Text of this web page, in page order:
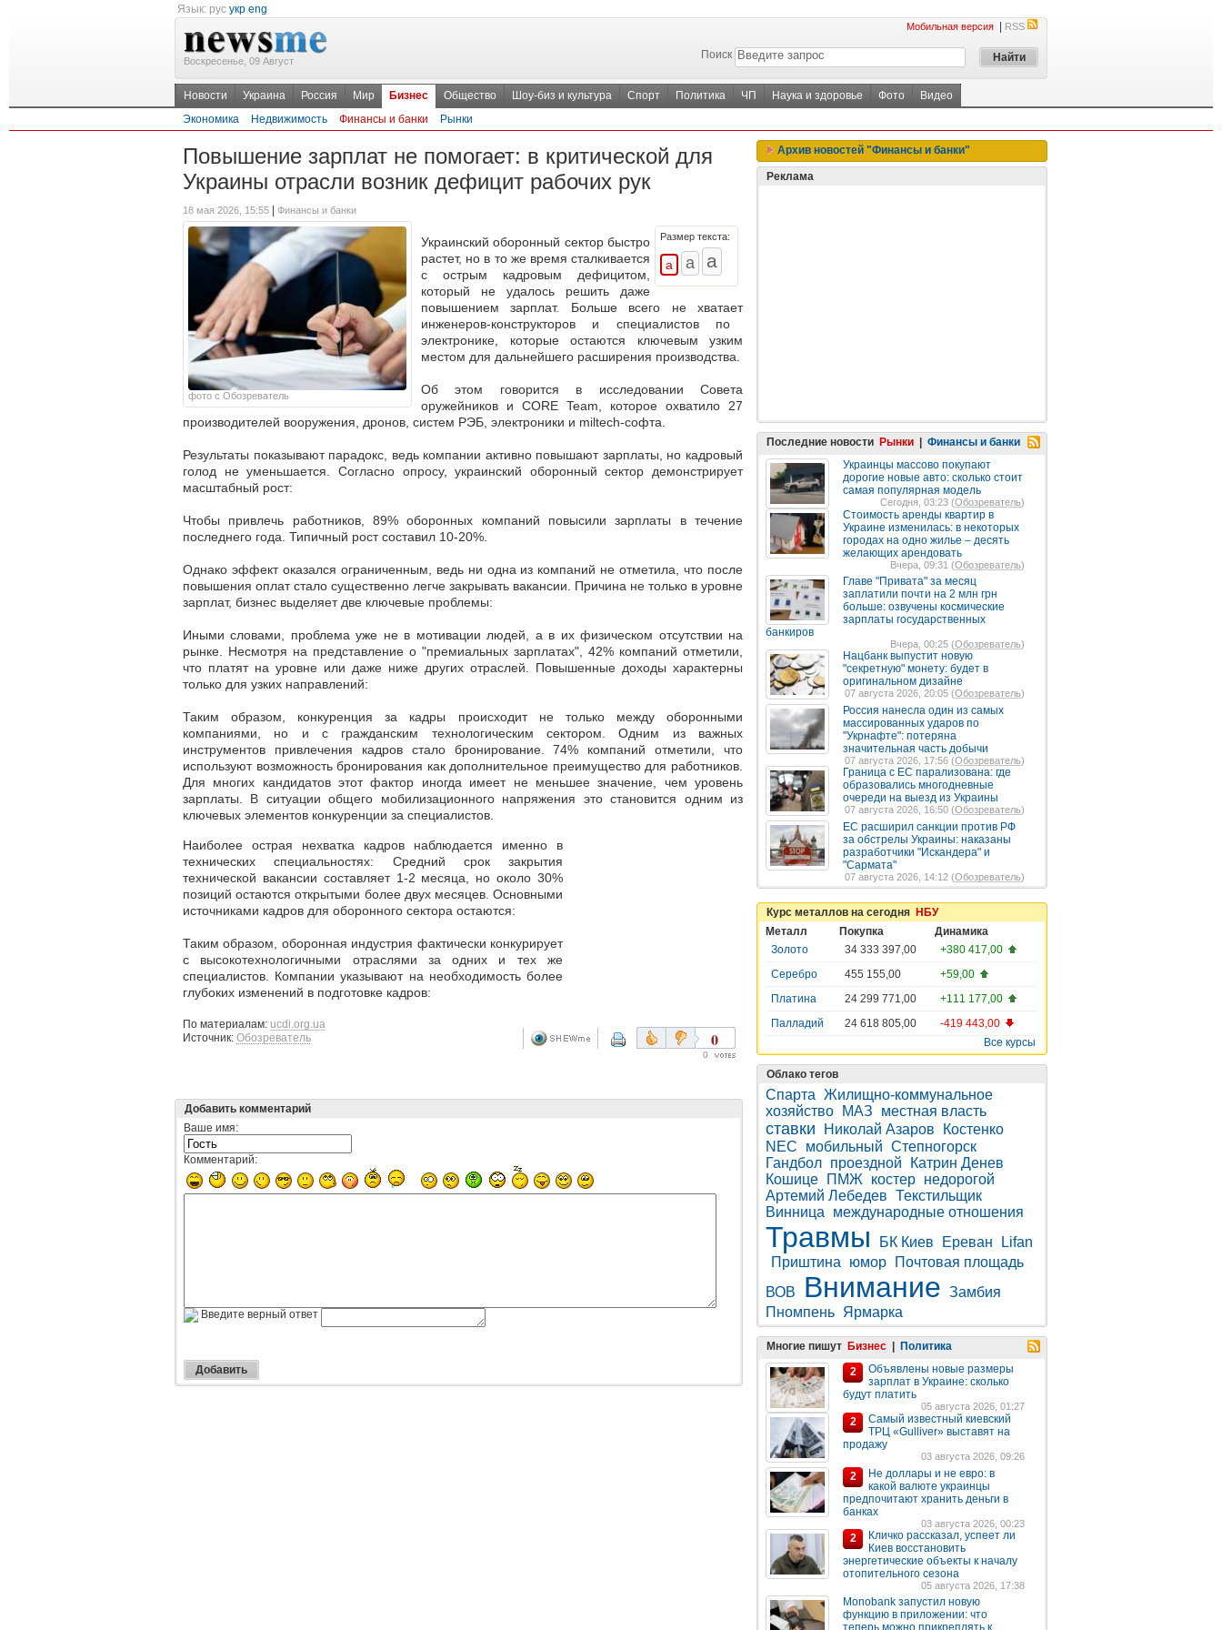
Язык: рус укр eng
Воскресенье, 09 Август
Мобильная версия RSS
Поиск
Новости Украина Россия Мир Бизнес Общество Шоу-биз и культура Спорт Политика ЧП Наука и здоровье Фото
Видео
Экономика
Недвижимость Финансы и банки Рынки
Повышение зарплат не помогает: в критической для
Украины отрасли возник дефицит рабочих рук
18 мая 2026, 15:55 Финансы и банки
фото с Обозреватель
Размер текста:
Украинский оборонный сектор быстро
растет, но в то же время сталкивается
с острым кадровым дефицитом,
который не удалось решить даже
повышением зарплат. Больше всего не хватает
инженеров-конструкторов и специалистов по
электронике, которые остаются ключевым узким
местом для дальнейшего расширения производства.
Об этом говорится в исследовании Совета
оружейников и CORE Team, которое охватило 27
производителей вооружения, дронов, систем РЭБ, электроники и miltech-софта.
Результаты показывают парадокс, ведь компании активно повышают зарплаты, но кадровый
голод не уменьшается. Согласно опросу, украинский оборонный сектор демонстрирует
масштабный рост:
Чтобы привлечь работников, 89% оборонных компаний повысили зарплаты в течение
последнего года. Типичный рост составил 10-20%.
Однако эффект оказался ограниченным, ведьни одна из компаний не отметила, что после
повышения оплат стало существенно легче закрывать вакансии. Причина не только в уровне
зарплат, бизнес выделяет две ключевые проблемы:
Иными словами, проблема уже не в мотивации людей, а в их физическом отсутствии на
рынке. Несмотря на представление о "премиальных зарплатах", 42% компаний отметили,
что платят на уровне или даже ниже других отраслей. Повышенные доходы характерны
только для узких направлений:
Таким образом, конкуренция за кадры происходит не только между оборонными
компаниями, но и с гражданским технологическим сектором. Одним из важных
инструментов привлечения кадров стало бронирование.74% компаний отметили, что
используют возможность бронирования как дополнительное преимущество для работников.
Для многих кандидатов этот фактор иногда имеет не меньшее значение, чем уровень
зарплаты. В ситуации общего мобилизационного напряжения это становится одним из
ключевых элементов конкуренции за специалистов.
Наиболее острая нехватка кадров наблюдается именно в
технических специальностях: Средний срок закрытия
технической вакансии составляет 1-2 месяца, но около 30%
позиций остаются открытыми более двух месяцев. Основными
источниками кадров для оборонного сектора остаются:
Таким образом, оборонная индустрия фактически конкурирует
с высокотехнологичными отраслями за одних и тех же
специалистов. Компании указывают на необходимость более
глубоких изменений в подготовке кадров:
По материалам: ucdi.org.ua
Источник: Обозреватель 0
0
Добавить комментарий
Ваше имя:
Комментарий:
Введите верный ответ
Архив новостей "Финансы и банки"
Реклама
Последние новости Рынки
Финансы и банки
Украинцы массово покупают
дорогие новые авто: сколько стоит
самая популярная модель
Сегодня, 03:23 (Обозреватель)
Стоимость аренды квартир в
Украине изменилась: в некоторых
городах на одно жилье – десять
желающих арендовать
Вчера, 09:31 (Обозреватель)
Главе "Привата" за месяц
заплатили почти на 2 млн грн
больше: озвучены космические
зарплаты государственных
банкиров
Вчера, 00:25 (Обозреватель)
Нацбанк выпустит новую
"секретную" монету: будет в
оригинальном дизайне
07 августа 2026, 20:05 (Обозреватель)
Россия нанесла один из самых
массированных ударов по
"Укрнафте": потеряна
значительная часть добычи
07 августа 2026, 17:56 (Обозреватель)
Граница с ЕС парализована: где
образовались многодневные
очереди на выезд из Украины
07 августа 2026, 16:50 (Обозреватель)
ЕС расширил санкции против РФ
за обстрелы Украины: наказаны
разработчики "Искандера" и
"Сармата"
07 августа 2026, 14:12 (Обозреватель)
Курс металлов на сегодня НБУ
Металл
Покупка
Динамика
Золото
34 333 397,00
+380 417,00
Серебро
455 155,00
+59,00
Платина
24 299 771,00
+111 177,00
Палладий
24 618 805,00
-419 443,00
Все курсы
Облако тегов
Спарта Жилищно-коммунальное
хозяйство
МАЗ местная власть
ставки Николай Азаров
Костенко
NEC
мобильный Степногорск
Гандбол проездной
Катрин Денев
Кошице
ПМЖ костер недорогой
Артемий Лебедев Текстильщик
Винница
международные отношения
Травмы БК Киев Ереван
Lifan
Приштина
юмор
Почтовая площадь
ВОВ
Внимание Замбия
Пномпень Ярмарка
Многие пишут Бизнес
Политика
2
Объявлены новые размеры
зарплат в Украине: сколько
будут платить
05 августа 2026, 01:27
2
Самый известный киевский
ТРЦ «Gulliver» выставят на
продажу
03 августа 2026, 09:26
2
Не доллары и не евро: в
какой валюте украинцы
предпочитают хранить деньги в
банках
03 августа 2026, 00:23
2
Кличко рассказал, успеет ли
Киев восстановить
энергетические объекты к началу
отопительного сезона
05 августа 2026, 17:38
Monobank запустил новую
функцию в приложении: что
теперь можно прикреплять к